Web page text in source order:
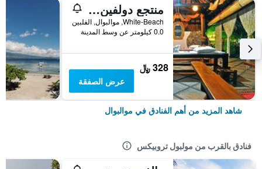
منتجع دولفين هاوس مولبول
White-Beach, موالبوال, الفلبين
0.0 كيلومتر عن وسط المدينة
328 ﷼
عرض الصفقة
شاهد المزيد من أهم الفنادق في موالبوال
فنادق بالقرب من مولبول تروبيكس